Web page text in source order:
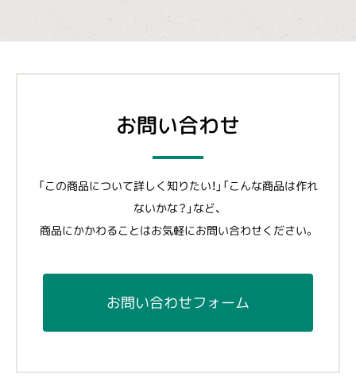
お問い合わせ
「この商品について詳しく知りたい！」「こんな商品は作れ
ないかな？」など、
商品にかかわることはお気軽にお問い合わせください。
お問い合わせフォーム